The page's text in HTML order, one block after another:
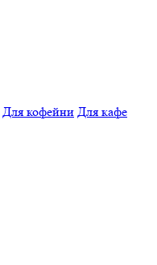
Для кофейни Для кафе